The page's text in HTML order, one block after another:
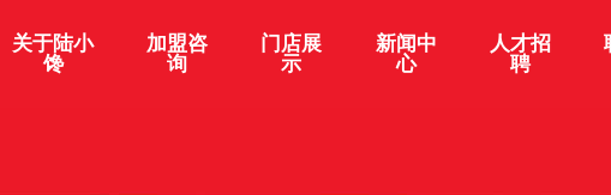
关于陆小
馋
加盟咨
询
门店展
示
新闻中
心
人才招
聘